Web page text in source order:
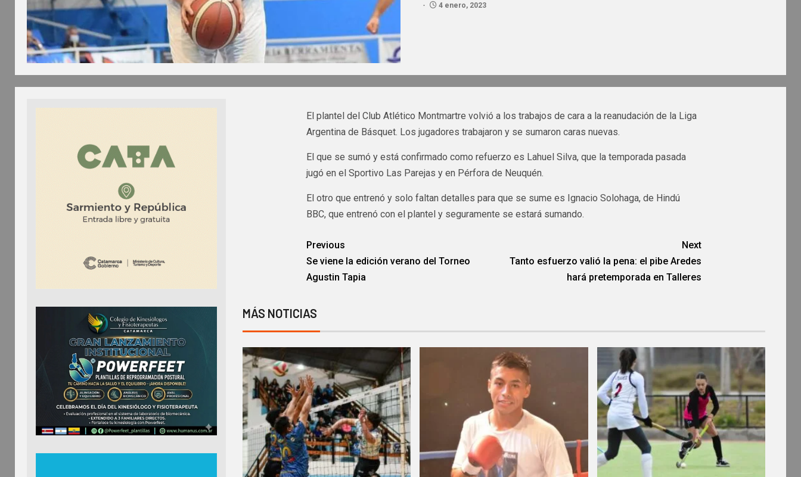
4 enero, 2023
El plantel del Club Atlético Montmartre volvió a los trabajos de cara a la reanudación de la Liga
Argentina de Básquet. Los jugadores trabajaron y se sumaron caras nuevas.
El que se sumó y está confirmado como refuerzo es Lahuel Silva, que la temporada pasada
jugó en el Sportivo Las Parejas y en Pérfora de Neuquén.
El otro que entrenó y solo faltan detalles para que se sume es Ignacio Solohaga, de Hindú
BBC, que entrenó con el plantel y seguramente se estará sumando.
Previous
Se viene la edición verano del Torneo
Agustin Tapia
Next
Tanto esfuerzo valió la pena: el pibe Aredes
hará pretemporada en Talleres
MÁS NOTICIAS